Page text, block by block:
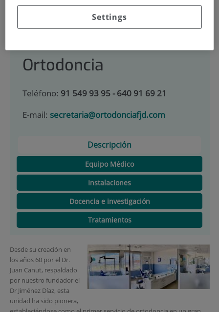
INICIO|CARTERA DE SERVICIOS|ORTODONCIA
Ortodoncia
Teléfono: 91 549 93 95 - 640 91 69 21
E-mail: secretaria@ortodonciafjd.com
Descripción
Equipo Médico
Instalaciones
Docencia e investigación
Tratamientos
Desde su creación en
los años 60 por el Dr.
Juan Canut, respaldado
por nuestro fundador el
Dr Jiménez Díaz, esta
unidad ha sido pionera,
Settings